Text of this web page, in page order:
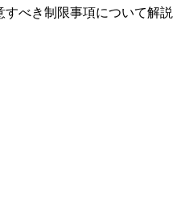
すべき制限事項について解説